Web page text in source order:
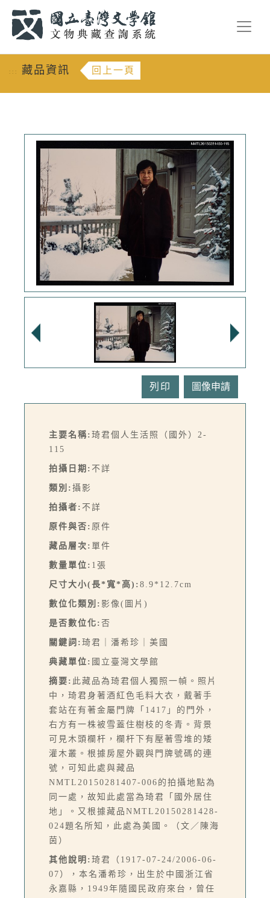
::: 藏品資訊 回上一頁
列印
主要名稱: 琦君個人生活照（國外）2-
115
拍攝日期: 不詳
類別: 攝影
拍攝者: 不詳
原件與否: 原件
藏品層次: 單件
數量單位: 1張
尺寸大小(長*寬*高): 8.9*12.7cm
數位化類別: 影像(圖片)
是否數位化: 否
關鍵詞: 琦君｜潘希珍｜美國
典藏單位: 國立臺灣文學館
摘要: 此藏品為琦君個人獨照一幀。照片
中，琦君身著酒紅色毛料大衣，戴著手
套站在有著金屬門牌「1417」的門外，
右方有一株被雪蓋住樹枝的冬青。背景
可見木頭欄杆，欄杆下有壓著雪堆的矮
灌木叢。根據房屋外觀與門牌號碼的連
號，可知此處與藏品
NMTL20150281407-006的拍攝地點為
同一處，故知此處當為琦君「國外居住
地」。又根據藏品NMTL20150281428-
024題名所知，此處為美國。（文／陳海
茵）
其他說明: 琦君（1917-07-24/2006-06-
07），本名潘希珍，出生於中國浙江省
永嘉縣，1949年隨國民政府來台，曾任